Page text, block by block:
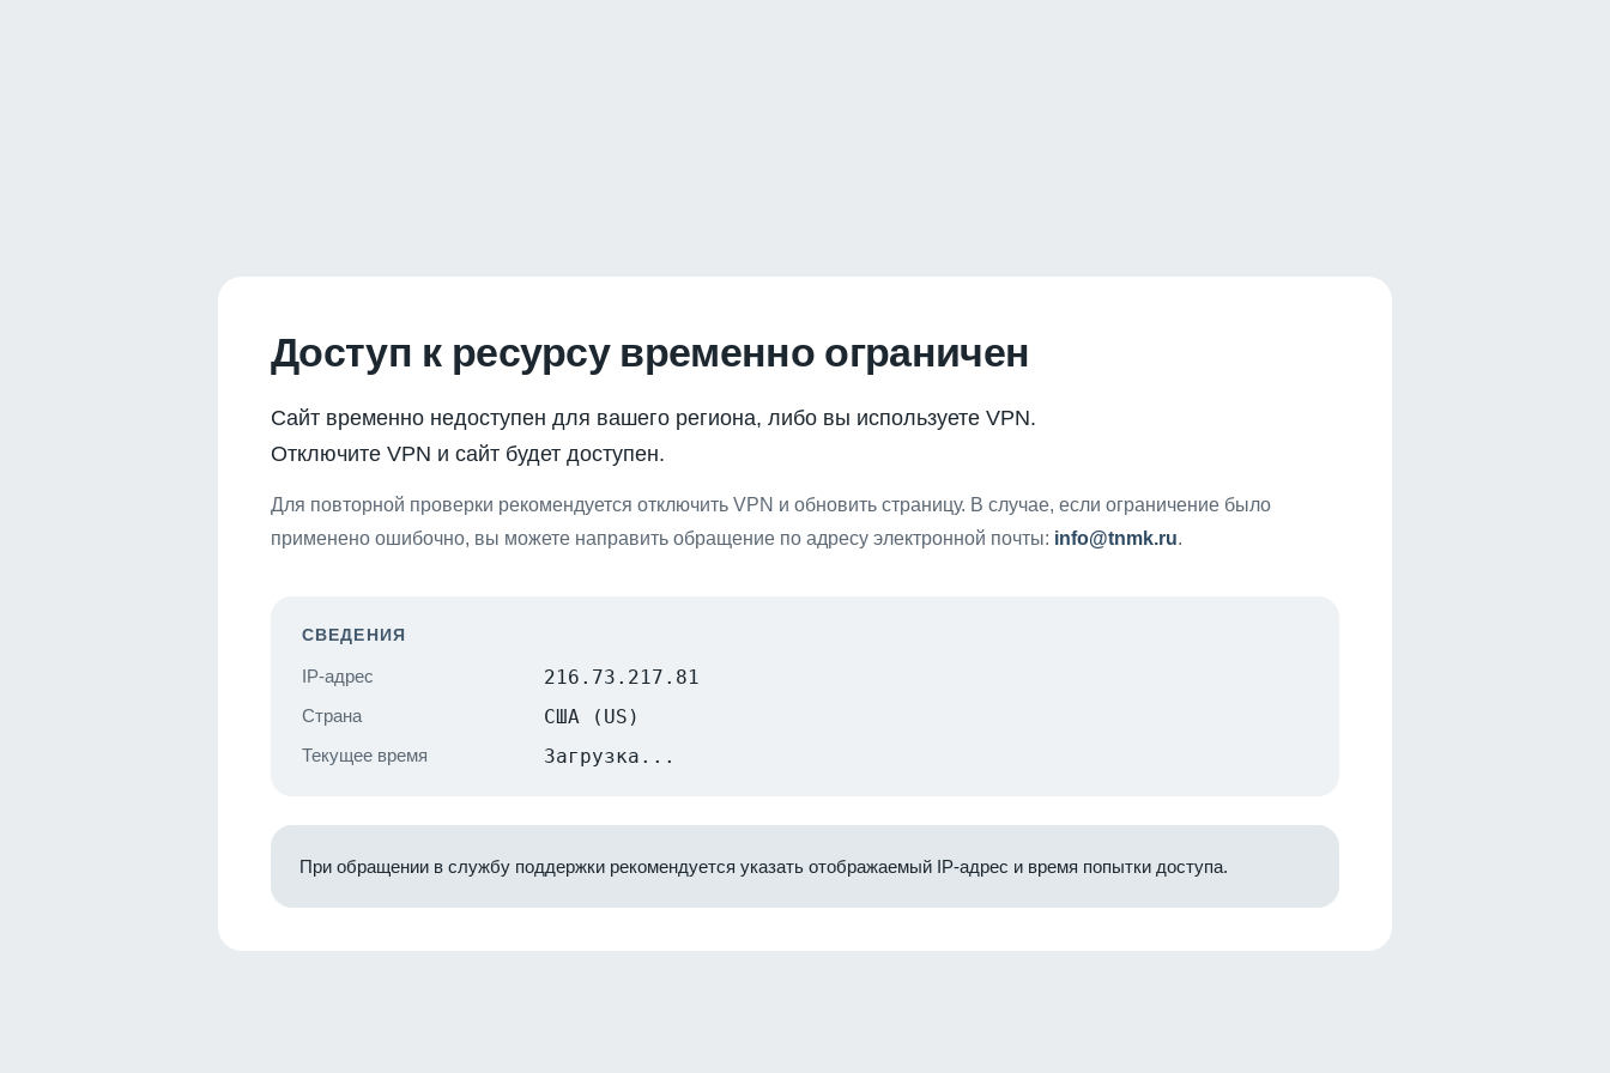
Доступ к ресурсу временно ограничен
Сайт временно недоступен для вашего региона, либо вы используете VPN.
Отключите VPN и сайт будет доступен.
Для повторной проверки рекомендуется отключить VPN и обновить страницу. В случае, если ограничение было
применено ошибочно, вы можете направить обращение по адресу электронной почты: info@tnmk.ru.
СВЕДЕНИЯ
IP-адрес 216.73.217.81
Страна США (US)
Текущее время Загрузка...
При обращении в службу поддержки рекомендуется указать отображаемый IP-адрес и время попытки доступа.